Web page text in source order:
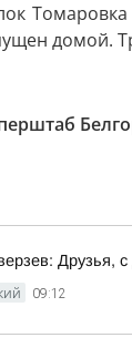
домой.
Друзья, с
09:12